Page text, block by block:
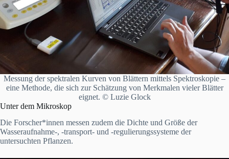
Messung der spektralen Kurven von Blättern mittels Spektroskopie –
eine Methode, die sich zur Schätzung von Merkmalen vieler Blätter
eignet. © Luzie Glock
Unter dem Mikroskop
Die Forscher*innen messen zudem die Dichte und Größe der
Wasseraufnahme-, -transport- und -regulierungssysteme der
untersuchten Pflanzen.